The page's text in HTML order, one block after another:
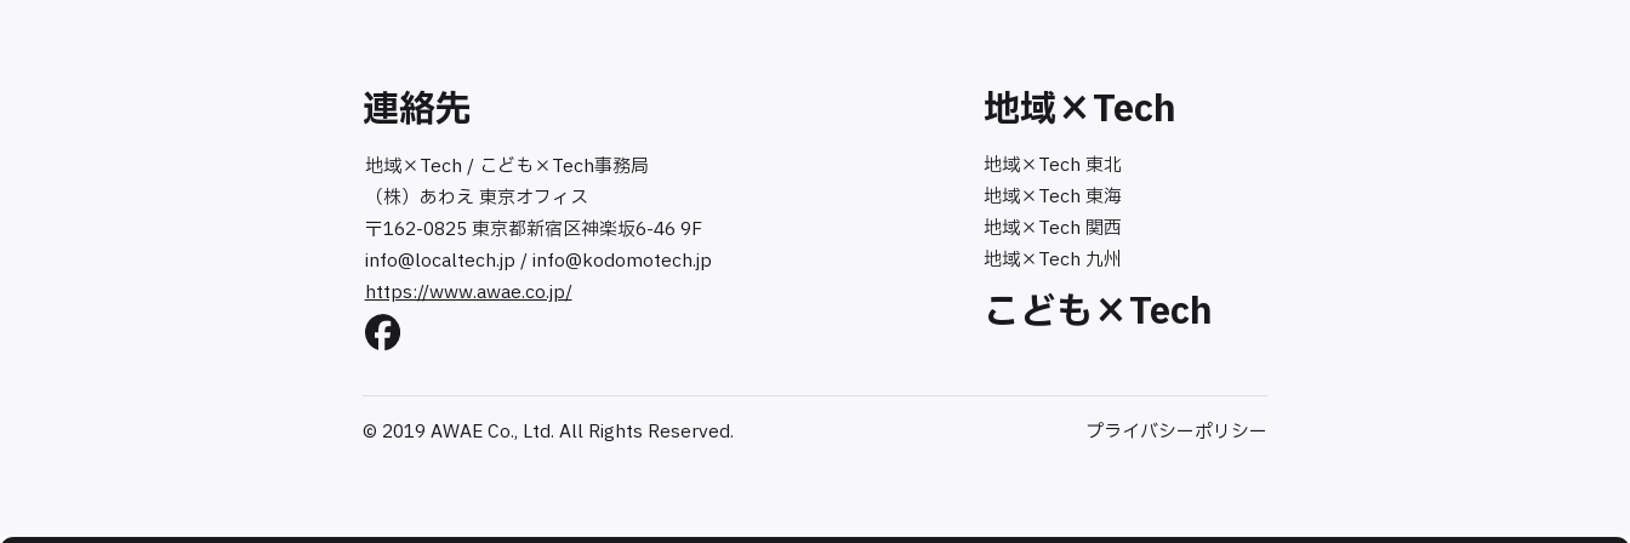
連絡先
地域×Tech / こども×Tech事務局
（株）あわえ 東京オフィス
〒162-0825 東京都新宿区神楽坂6-46 9F
info@localtech.jp /info@kodomotech.jp
https://www.awae.co.jp/
地域×Tech
地域×Tech 東北
地域×Tech 東海
地域×Tech 関西
地域×Tech 九州
こども×Tech
プライバシーポリシー
© 2019 AWAE Co., Ltd. All Rights Reserved.